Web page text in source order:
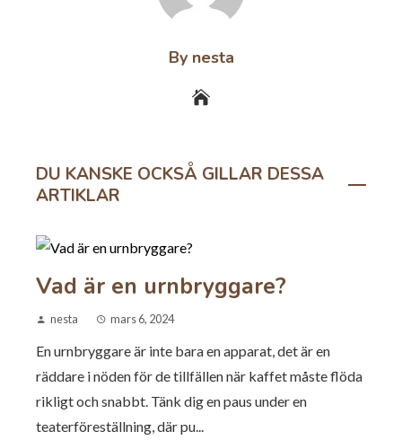
By nesta
DU KANSKE OCKSÅ GILLAR DESSA
ARTIKLAR
Vad är en urnbryggare?
nesta mars 6, 2024
En urnbryggare är inte bara en apparat, det är en
räddare i nöden för de tillfällen när kaffet måste flöda
rikligt och snabbt. Tänk dig en paus under en
teaterföreställning, där pu...